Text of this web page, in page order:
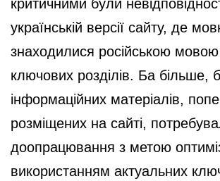
критичними були
українській версії сайту, де
знаходилися російською
ключових розділів. Ба більше,
інформаційних матеріалів,
розміщених на сайті,
доопрацювання з метою
використанням актуальних